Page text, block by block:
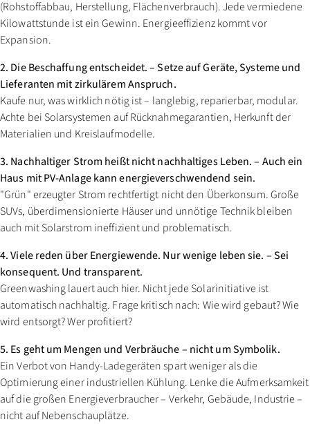
(Rohstoffabbau, Herstellung, Flächenverbrauch). Jede vermiedene
Kilowattstunde ist ein Gewinn. Energieeffizienz kommt vor
Expansion.
2. Die Beschaffung entscheidet. – Setze auf Geräte, Systeme und
Lieferanten mit zirkulärem Anspruch.
Kaufe nur, was wirklich nötig ist – langlebig, reparierbar, modular.
Achte bei Solarsystemen auf Rücknahmegarantien, Herkunft der
Materialien und Kreislaufmodelle.
3. Nachhaltiger Strom heißt nicht nachhaltiges Leben. – Auch ein
Haus mit PV-Anlage kann energieverschwendend sein.
"Grün" erzeugter Strom rechtfertigt nicht den Überkonsum. Große
SUVs, überdimensionierte Häuser und unnötige Technik bleiben
auch mit Solarstrom ineffizient und problematisch.
4. Viele reden über Energiewende. Nur wenige leben sie. – Sei
konsequent. Und transparent.
Greenwashing lauert auch hier. Nicht jede Solarinitiative ist
automatisch nachhaltig. Frage kritisch nach: Wie wird gebaut? Wie
wird entsorgt? Wer profitiert?
5. Es geht um Mengen und Verbräuche – nicht um Symbolik.
Ein Verbot von Handy-Ladegeräten spart weniger als die
Optimierung einer industriellen Kühlung. Lenke die Aufmerksamkeit
auf die großen Energieverbraucher – Verkehr, Gebäude, Industrie –
nicht auf Nebenschauplätze.